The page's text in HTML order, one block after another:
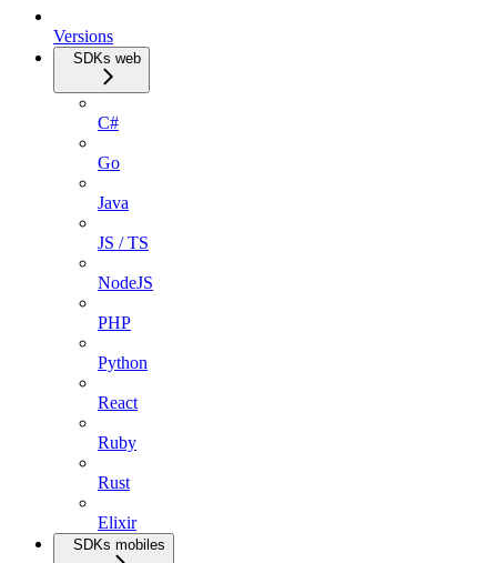
Versions
SDKs web
C#
Go
Java
JS / TS
NodeJS
PHP
Python
React
Ruby
Rust
Elixir
SDKs mobiles